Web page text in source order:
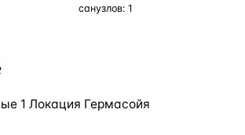
санузлов: 1
1 Локация Гермасойя